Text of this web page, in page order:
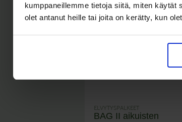
kumppaneillemme tietoja siitä, miten käytät
olet antanut heille tai joita on kerätty, kun
ELVYTYSPALKEET
BAG II aikuisten